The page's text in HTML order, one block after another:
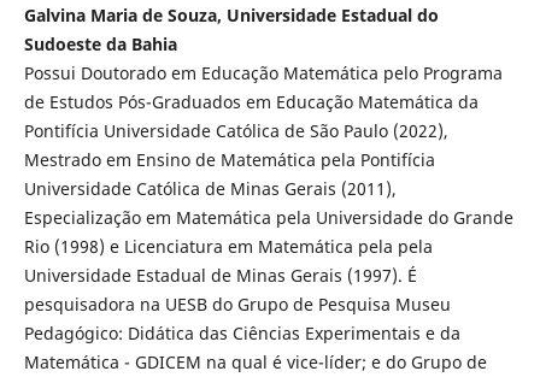
Galvina Maria de Souza, Universidade Estadual do
Sudoeste da Bahia
Possui Doutorado em Educação Matemática pelo Programa
de Estudos Pós-Graduados em Educação Matemática da
Pontifícia Universidade Católica de São Paulo (2022),
Mestrado em Ensino de Matemática pela Pontifícia
Universidade Católica de Minas Gerais (2011),
Especialização em Matemática pela Universidade do Grande
Rio (1998) e Licenciatura em Matemática pela pela
Universidade Estadual de Minas Gerais (1997). É
pesquisadora na UESB do Grupo de Pesquisa Museu
Pedagógico: Didática das Ciências Experimentais e da
Matemática - GDICEM na qual é vice-líder; e do Grupo de